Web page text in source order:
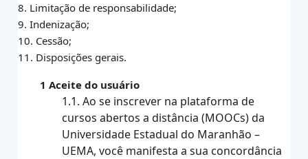
8. Limitação de responsabilidade;
9. Indenização;
10. Cessão;
11. Disposições gerais.
1 Aceite do usuário
1.1. Ao se inscrever na plataforma de
cursos abertos a distância (MOOCs) da
Universidade Estadual do Maranhão –
UEMA, você manifesta a sua concordância